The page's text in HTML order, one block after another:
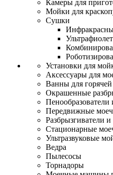
Камеры для
Мойки для
Сушки
Установки для
Аксессуары для
Ванны для
Окрашенные
Передвижные
Разбрызгиватели
Стационарные
Ультразвуковые
Ведра
Пылесосы
Торнадоры